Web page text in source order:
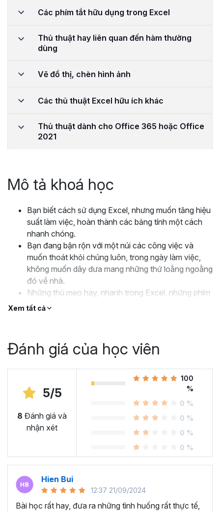
Các phím tắt hữu dụng trong Excel
Thủ thuật hay liên quan đến hàm thường
dùng
Vẽ đồ thị, chèn hình ảnh
Các thủ thuật Excel hữu ích khác
Thủ thuật dành cho Office 365 hoặc Office
2021
Mô tả khoá học
Bạn biết cách sử dụng Excel, nhưng muốn tăng hiệu
suất làm việc, hoàn thành các bảng tính một cách
nhanh chóng.
Bạn đang bận rộn với một núi các công việc và
muốn thoát khỏi chúng luôn, trong ngày làm việc,
không muốn dây dưa mang những thứ loằng ngoằng
đó về nhà.
Những thủ mẹo hay, nhanh trong Excel, những phím
tắt, những cách trình bày thông minh sẽ giúp bạn
quả. Bạn sẽ tìm hiểu cách sử dụng các công cụ và
trình làm việc và tăng tốc độ thực hiện công việc
hàng ngày.
Những thủ thuật trong khóa học còn giúp bạn tự tin
hơn trong việc giải quyết các công việc tính toán,
thống kê, đồ thị và báo cáo, giúp bạn trở thành một
chuyên gia thực sự trong môn Excel thực chiến.
Xem tất cả
Đánh giá của học viên
5/5
8 Đánh giá và
nhận xét
100
%
0 %
0 %
0 %
0 %
Hien Bui
12:37 21/09/2024
Bài học rất hay, đưa ra những tình huống rất thực tế,